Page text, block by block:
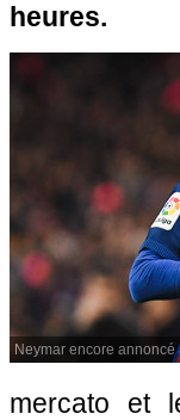
heures.
Neymar encore annoncé
mercato et